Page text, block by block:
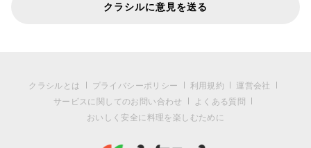
クラシルに意見を送る
クラシルとは プライバシーポリシー 利用規約
運営会社
サービスに関してのお問い合わせ
よくある質問
おいしく安全に料理を楽しむために